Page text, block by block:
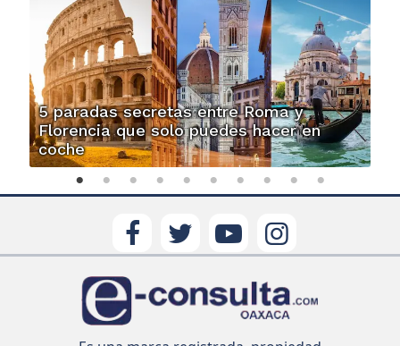
5 paradas secretas entre Roma y
Florencia que solo puedes hacer en
coche